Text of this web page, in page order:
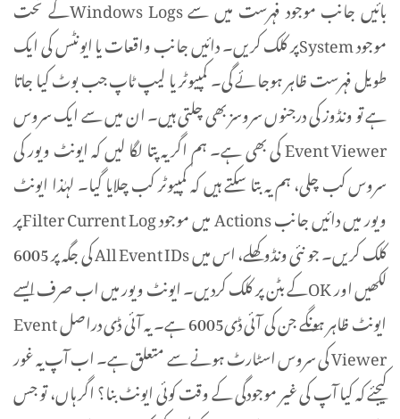
موجود Systemپر کلک کریں۔ دائیں جانب واقعات یا ایونٹس کی ایک
طویل فہرست ظاہر ہوجائے گی۔ کمپیوٹر یا لیپ ٹاپ جب بوٹ کیا جاتا
ہے تو ونڈوز کی درجنوں سروسز بھی چلتی ہیں۔ ان میں سے ایک سروس
Event Viewer کی بھی ہے۔ ہم اگر یہ پتا لگا لیں کہ ایونٹ ویور کی
سروس کب چلی، ہم یہ بتا سکتے ہیں کہ کمپیوٹر کب چلایا گیا۔ لہٰذا ایونٹ
ویور میں دائیں جانب Actions میں موجود Filter Current Logپر
کلک کریں۔ جو نئی ونڈو کھلے، اس میں All Event IDs کی جگہ پر 6005
لکھیں اور OKکے بٹن پر کلک کردیں۔ ایونٹ ویور میں اب صرف ایسے
ایونٹ ظاہر ہونگے جن کی آئی ڈی6005 ہے۔ یہ آئی ڈی دراصل Event
Viewer کی سروس اسٹارٹ ہونے سے متعلق ہے۔ اب آپ یہ غور
کیجئے کہ کیا آپ کی غیر موجودگی کے وقت کوئی ایونٹ بنا؟ اگر ہاں، تو جس